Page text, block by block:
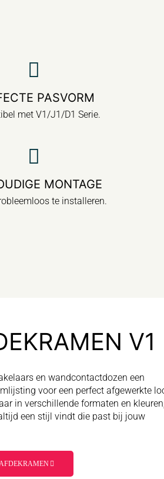
PASVORM
met V1/J1/D1 Serie.
MONTAGE
te installeren.
V1
en wandcontactdozen een
voor een perfect afgewerkte
in verschillende formaten en
een stijl vindt die past bij jouw